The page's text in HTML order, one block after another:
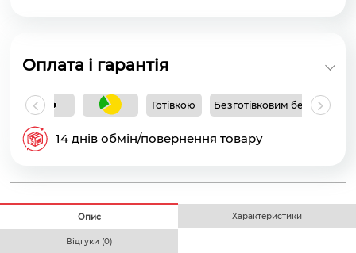
Оплата і гарантія
Готівкою Безготівковим без ПДВ
14 днів обмін/повернення товару
Опис Характеристики
Відгуки (0)